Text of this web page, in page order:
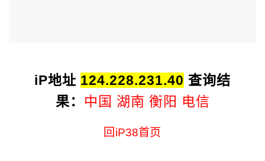
iP地址 124.228.231.40 查询结
果： 中国 湖南 衡阳 电信
回iP38首页